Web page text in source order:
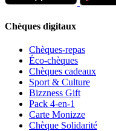
Chèques digitaux
Chèques-repas
Éco-chèques
Chèques cadeaux
Sport & Culture
Bizzness Gift
Pack 4-en-1
Carte Monizze
Chèque Solidarité